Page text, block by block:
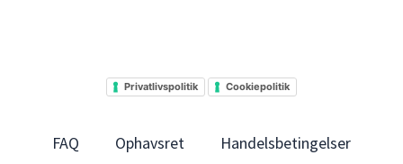
Privatlivspolitik Cookiepolitik
FAQ Ophavsret Handelsbetingelser